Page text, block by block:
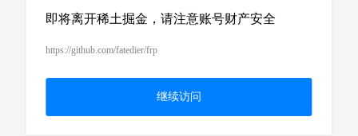
即将离开稀土掘金，请注意账号财产安全
https://github.com/fatedier/frp
继续访问